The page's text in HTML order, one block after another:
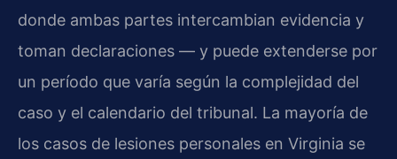
donde ambas partes intercambian evidencia y
toman declaraciones — y puede extenderse por
un período que varía según la complejidad del
caso y el calendario del tribunal. La mayoría de
los casos de lesiones personales en Virginia se